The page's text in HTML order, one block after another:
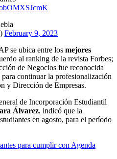
February 9, 2023
se ubica entre los mejores
al ranking de la revista Forbes;
de Negocios fue reconocida
continuar la profesionalización
y Dirección de Empresas.
de Incorporación Estudiantil
Álvarez, indicó que la
en agosto, para el período
para cumplir con Agenda